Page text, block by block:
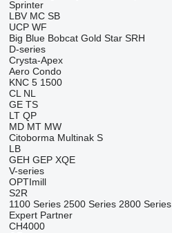
Sprinter
LBV MC SB
UCP WF
Big Blue Bobcat Gold Star SRH
D-series
Crysta-Apex
Aero Condo
KNC 5 1500
CL NL
GE TS
LT QP
MD MT MW
Citoborma Multinak S
LB
GEH GEP XQE
V-series
OPTImill
S2R
1100 Series 2500 Series 2800 Series
Expert Partner
CH4000